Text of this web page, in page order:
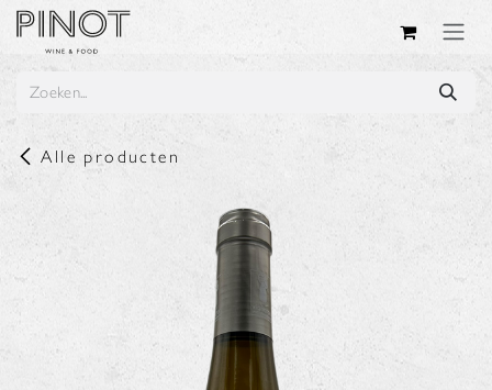
Overslaan naar inhoud
Alle producten